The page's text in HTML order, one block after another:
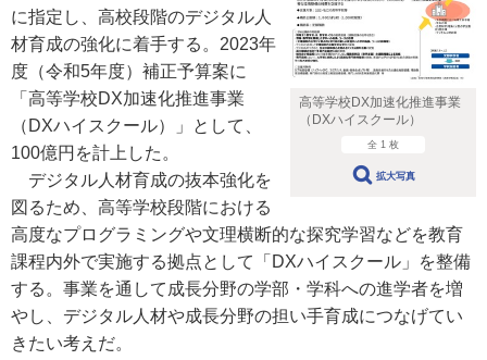
高等学校DX加速化推進事業
（DXハイスクール）
全 1 枚
拡大写真
に指定し、高校段階のデジタル人
材育成の強化に着手する。2023年
度（令和5年度）補正予算案に
「高等学校DX加速化推進事業
（DXハイスクール）」として、
100億円を計上した。
デジタル人材育成の抜本強化を
図るため、高等学校段階における
高度なプログラミングや文理横断的な探究学習などを教育
課程内外で実施する拠点として「DXハイスクール」を整備
する。事業を通して成長分野の学部・学科への進学者を増
やし、デジタル人材や成長分野の担い手育成につなげてい
きたい考えだ。